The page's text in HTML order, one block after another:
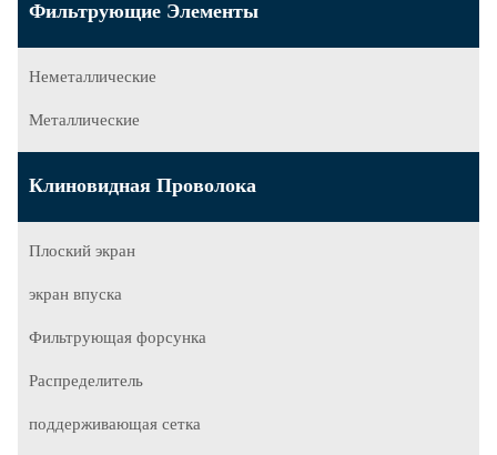
Фильтрующие Элементы
Неметаллические
Металлические
Клиновидная Проволока
Плоский экран
экран впуска
Фильтрующая форсунка
Распределитель
поддерживающая сетка